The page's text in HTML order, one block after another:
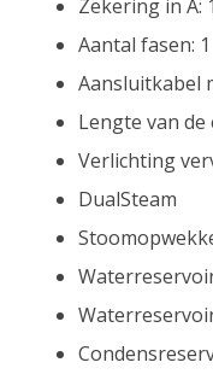
Zekering in A:
Aantal fasen: 1
Aansluitkabel
Lengte van
Verlichting
DualSteam